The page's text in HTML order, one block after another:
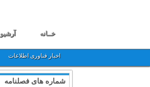
خــانه آرشیو
اخبار فناوری اطلاعات
شماره های فصلنامه